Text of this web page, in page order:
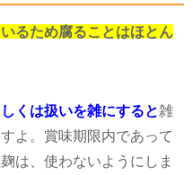
るため腐ることはほとん
くは扱いを雑にすると雑
よ。賞味期限内であって
は、使わないようにしま